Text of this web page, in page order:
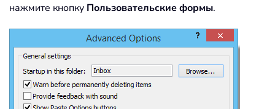
нажмите кнопку Пользовательские формы.